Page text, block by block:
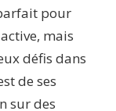
pour
mais
défis dans
de ses
sur des